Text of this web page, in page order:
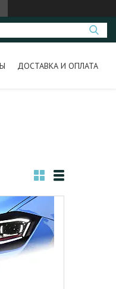
ДОСТАВКА И ОПЛАТА